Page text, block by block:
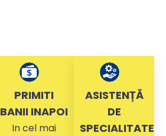
PRIMITI
BANII INAPOI
In cel mai
ASISTENȚĂ
DE
SPECIALITATE